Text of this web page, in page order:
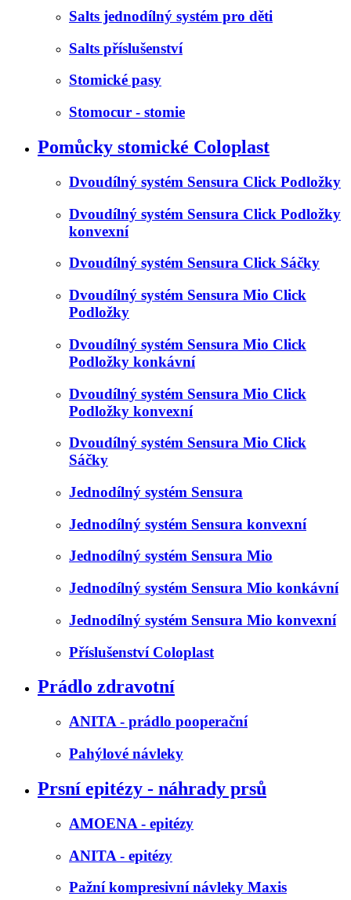
Salts jednodílný systém pro děti
Salts příslušenství
Stomické pasy
Stomocur - stomie
Pomůcky stomické Coloplast
Dvoudílný systém Sensura Click Podložky
Dvoudílný systém Sensura Click Podložky
konvexní
Dvoudílný systém Sensura Click Sáčky
Dvoudílný systém Sensura Mio Click
Podložky
Dvoudílný systém Sensura Mio Click
Podložky konkávní
Dvoudílný systém Sensura Mio Click
Podložky konvexní
Dvoudílný systém Sensura Mio Click
Sáčky
Jednodílný systém Sensura
Jednodílný systém Sensura konvexní
Jednodílný systém Sensura Mio
Jednodílný systém Sensura Mio konkávní
Jednodílný systém Sensura Mio konvexní
Příslušenství Coloplast
Prádlo zdravotní
ANITA - prádlo pooperační
Pahýlové návleky
Prsní epitézy - náhrady prsů
AMOENA - epitézy
ANITA - epitézy
Pažní kompresivní návleky Maxis